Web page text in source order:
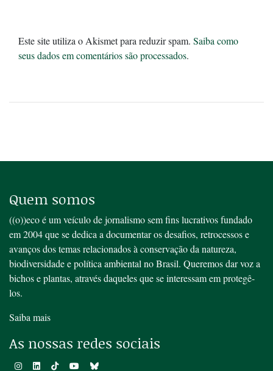
Este site utiliza o Akismet para reduzir spam. Saiba como
seus dados em comentários são processados.
Quem somos
((o))eco é um veículo de jornalismo sem fins lucrativos fundado
em 2004 que se dedica a documentar os desafios, retrocessos e
avanços dos temas relacionados à conservação da natureza,
biodiversidade e política ambiental no Brasil. Queremos dar voz a
bichos e plantas, através daqueles que se interessam em protegê-
los.
Saiba mais
As nossas redes sociais